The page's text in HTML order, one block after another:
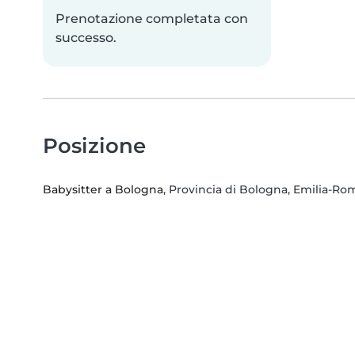
Prenotazione completata con
successo.
Posizione
Babysitter a Bologna, Provincia di Bologna, Emilia-